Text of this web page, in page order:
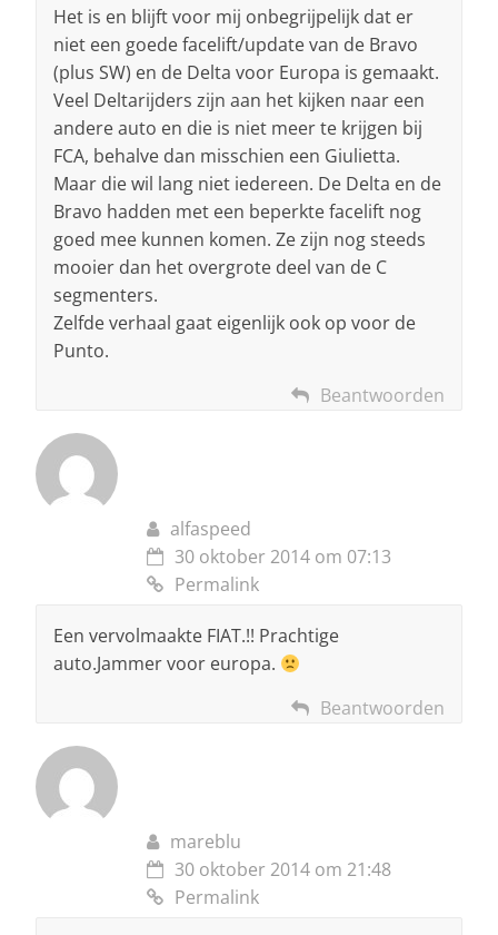
Het is en blijft voor mij onbegrijpelijk dat er
niet een goede facelift/update van de Bravo
(plus SW) en de Delta voor Europa is gemaakt.
Veel Deltarijders zijn aan het kijken naar een
andere auto en die is niet meer te krijgen bij
FCA, behalve dan misschien een Giulietta.
Maar die wil lang niet iedereen. De Delta en de
Bravo hadden met een beperkte facelift nog
goed mee kunnen komen. Ze zijn nog steeds
mooier dan het overgrote deel van de C
segmenters.
Zelfde verhaal gaat eigenlijk ook op voor de
Punto.
Beantwoorden
alfaspeed
30 oktober 2014 om 07:13
Permalink
Een vervolmaakte FIAT.!! Prachtige
auto.Jammer voor europa.
Beantwoorden
mareblu
30 oktober 2014 om 21:48
Permalink